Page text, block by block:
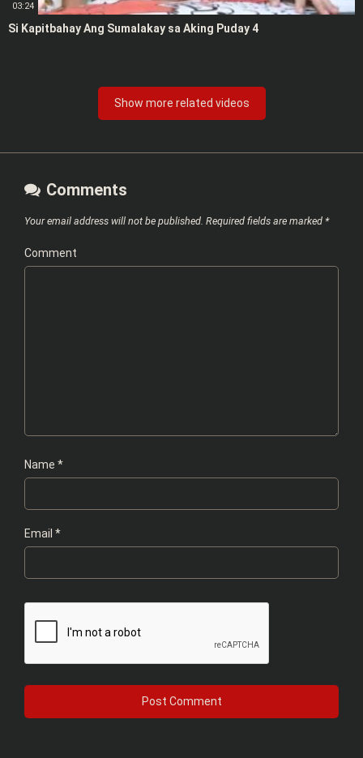
03:24
Si Kapitbahay Ang Sumalakay sa Aking Puday 4
Show more related videos
Comments
Your email address will not be published. Required fields are marked *
Comment
Name *
Email *